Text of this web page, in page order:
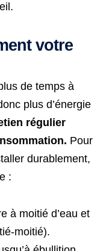
votre
de temps à
plus d’énergie
régulier
Pour
durablement,
:
à moitié d’eau et
moitié).